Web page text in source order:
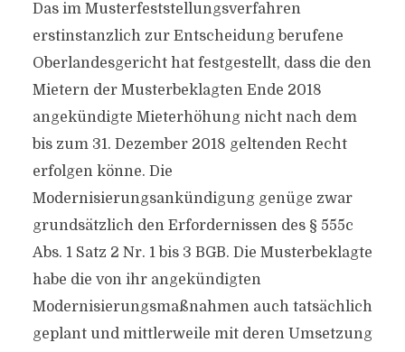
Das im Musterfeststellungsverfahren
erstinstanzlich zur Entscheidung berufene
Oberlandesgericht hat festgestellt, dass die den
Mietern der Musterbeklagten Ende 2018
angekündigte Mieterhöhung nicht nach dem
bis zum 31. Dezember 2018 geltenden Recht
erfolgen könne. Die
Modernisierungsankündigung genüge zwar
grundsätzlich den Erfordernissen des § 555c
Abs. 1 Satz 2 Nr. 1 bis 3 BGB. Die Musterbeklagte
habe die von ihr angekündigten
Modernisierungsmaßnahmen auch tatsächlich
geplant und mittlerweile mit deren Umsetzung